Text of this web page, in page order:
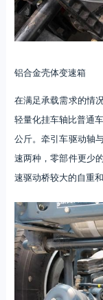
铝合金壳体变速箱
在满足承载需求的情
轻量化挂车轴比普通
公斤。牵引车驱动轴
速两种，零部件更少
速驱动桥较大的自重